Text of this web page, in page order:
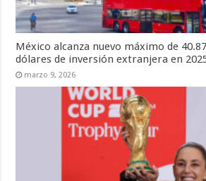
México alcanza nuevo máximo de
dólares de inversión extranjera en
marzo 9, 2026